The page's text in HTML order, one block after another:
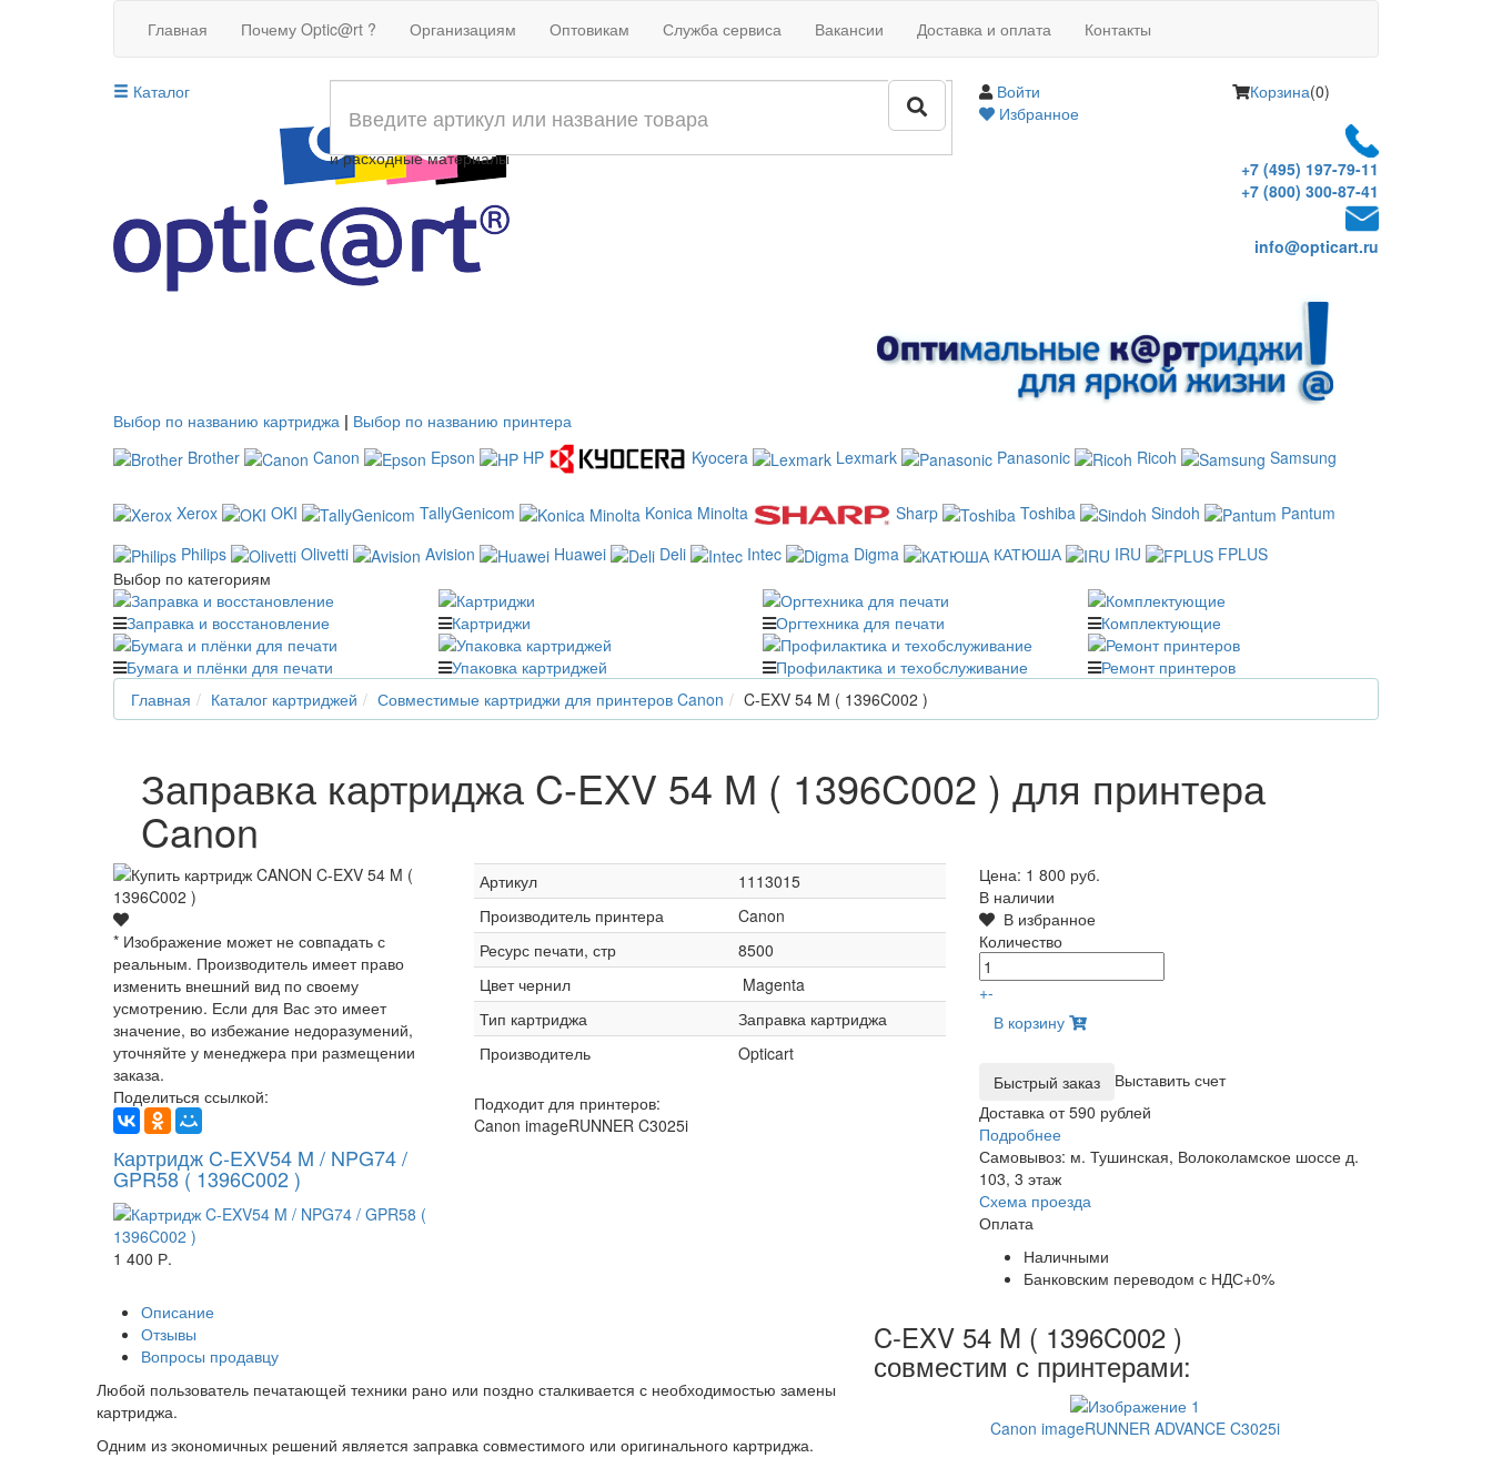
Главная Почему Optic@rt ? Организациям Оптовикам Служба сервиса Вакансии Доставка и оплата Контакты
Каталог
Войти
Избранное
Корзина(0)
Совместимые картриджи
и расходные материалы
+7 (495) 197-79-11
+7 (800) 300-87-41
info@opticart.ru
Выбор по названию картриджа | Выбор по названию принтера
Brother
Canon Epson HP Kyocera Lexmark Panasonic Ricoh Samsung
Xerox OKI TallyGenicom Konica Minolta Sharp Toshiba Sindoh
Pantum
Philips
Olivetti Avision Huawei Deli Intec Digma КАТЮША IRU
FPLUS
Выбор по категориям
Заправка и восстановление
Картриджи Оргтехника для печати
Комплектующие
Бумага и плёнки для печати
Упаковка картриджей Профилактика и техобслуживание
Ремонт принтеров
Главная
Каталог картриджей Совместимые картриджи для принтеров Canon C-EXV 54 M ( 1396C002 )
Заправка картриджа C-EXV 54 M ( 1396C002 ) для принтера
Canon
* Изображение может не совпадать с
реальным. Производитель имеет право
изменить внешний вид по своему
усмотрению. Если для Вас это имеет
значение, во избежание недоразумений,
уточняйте у менеджера при размещении
заказа.
Поделиться ссылкой:
Артикул
1113015
Производитель принтера
Canon
Ресурс печати, стр
8500
Цвет чернил
Magenta
Тип картриджа
Заправка картриджа
Производитель
Opticart
Подходит для принтеров:
Canon imageRUNNER C3025i
Картридж C-EXV54 M / NPG74 /
GPR58 ( 1396C002 )
1 400 Р.
Цена: 1 800 руб.
В наличии
В избранное
Количество
+-
В корзину
Выставить счет
Доставка от 590 рублей
Подробнее
Самовывоз: м. Тушинская, Волоколамское шоссе д.
103, 3 этаж
Схема проезда
Оплата
Наличными
Банковским переводом с НДС+0%
Описание
Отзывы
Вопросы продавцу
Любой пользователь печатающей техники рано или поздно сталкивается с необходимостью замены
картриджа.
Одним из экономичных решений является заправка совместимого или оригинального картриджа.
C-EXV 54 M ( 1396C002 )
совместим с принтерами:
Canon imageRUNNER ADVANCE C3025i